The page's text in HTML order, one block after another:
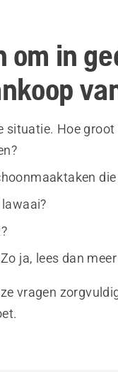
om in
situatie. Hoe
ja, lees dan
vragen